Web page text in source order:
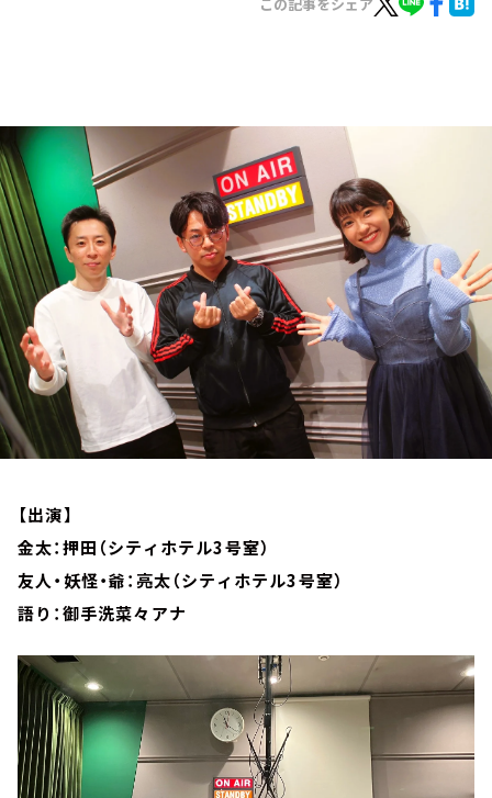
イベント・グッズ
YouTube
会社情報
【出演】
金太：押田（シティホテル3号室）
友人・妖怪・爺：亮太（シティホテル3号室）
語り：御手洗菜々アナ